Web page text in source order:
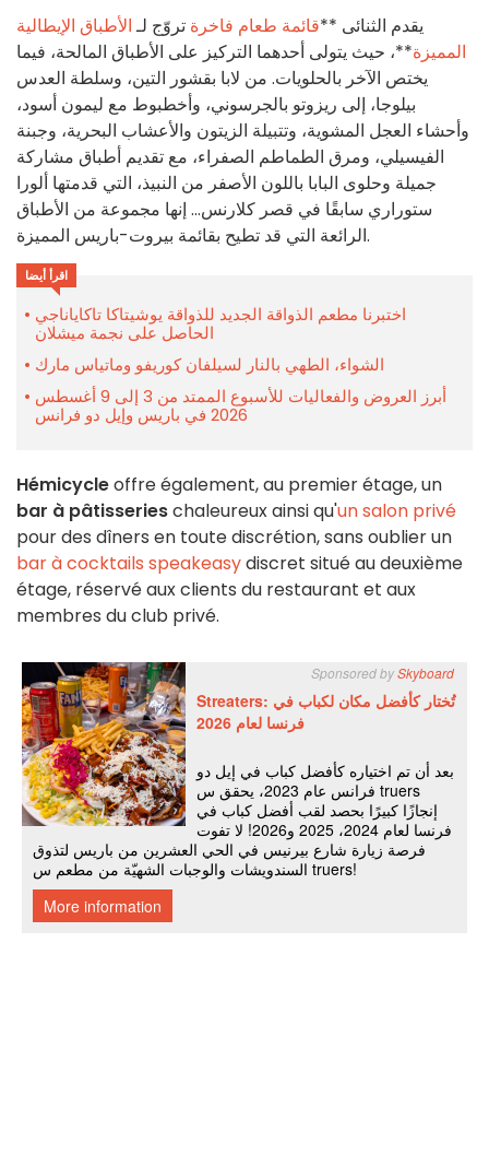
يقدم الثنائى **قائمة طعام فاخرة تروّج لـالأطباق الإيطالية
المميزة**، حيث يتولى أحدهما التركيز على الأطباق المالحة، فيما
يختص الآخر بالحلويات. من لابا بقشور التين، وسلطة العدس
بيلوجا، إلى ريزوتو بالجرسوني، وأخطبوط مع ليمون أسود،
وأحشاء العجل المشوية، وتتبيلة الزيتون والأعشاب البحرية، وجبنة
الفيسيلي، ومرق الطماطم الصفراء، مع تقديم أطباق مشاركة
جميلة وحلوى البابا باللون الأصفر من النبيذ، التي قدمتها ألورا
ستوراري سابقًا في قصر كلارنس... إنها مجموعة من الأطباق
الرائعة التي قد تطيح بقائمة بيروت-باريس المميزة.
اقرأ أيضا
اختبرنا مطعم الذواقة الجديد للذواقة يوشيتاكا تاكاياناجي
الحاصل على نجمة ميشلان
الشواء، الطهي بالنار لسيلفان كوريفو وماتياس مارك
أبرز العروض والفعاليات للأسبوع الممتد من 3 إلى 9 أغسطس
2026 في باريس وإيل دو فرانس
Hémicycleoffre également, au premier étage, un
bar à pâtisserieschaleureux ainsi qu'un salon privé
pour des dîners en toute discrétion, sans oublier un
bar à cocktails speakeasydiscret situé au deuxième
étage, réservé aux clients du restaurant et aux
membres du club privé.